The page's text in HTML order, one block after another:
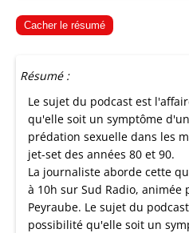
Cacher le résumé
Résumé :
Le sujet du podcast est
qu'elle soit un symptôme
prédation sexuelle dans les
jet-set des années 80 et 90.
La journaliste aborde cette
à 10h sur Sud Radio,
Peyraube. Le sujet du
possibilité qu'elle soit un